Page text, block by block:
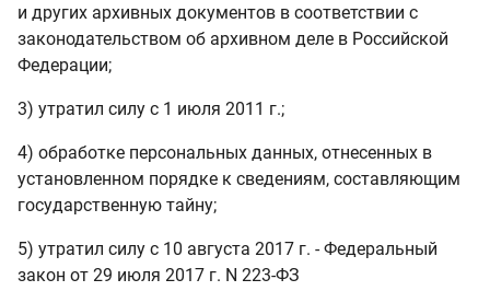
и других архивных документов в соответствии с
законодательством об архивном деле в Российской
Федерации;
3) утратил силу с 1 июля 2011 г.;
4) обработке персональных данных, отнесенных в
установленном порядке к сведениям, составляющим
государственную тайну;
5) утратил силу с 10 августа 2017 г. - Федеральный
закон от 29 июля 2017 г. N 223-ФЗ